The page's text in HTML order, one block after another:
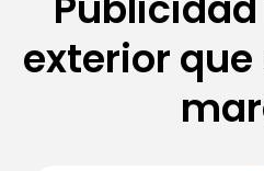
exterior